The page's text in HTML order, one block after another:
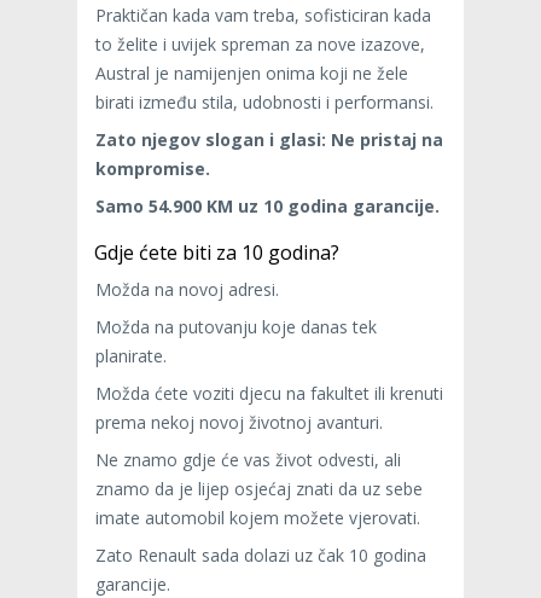
Praktičan kada vam treba, sofisticiran kada
to želite i uvijek spreman za nove izazove,
Austral je namijenjen onima koji ne žele
birati između stila, udobnosti i performansi.
Zato njegov slogan i glasi: Ne pristaj na
kompromise.
Samo 54.900 KM uz 10 godina garancije.
Gdje ćete biti za 10 godina?
Možda na novoj adresi.
Možda na putovanju koje danas tek
planirate.
Možda ćete voziti djecu na fakultet ili krenuti
prema nekoj novoj životnoj avanturi.
Ne znamo gdje će vas život odvesti, ali
znamo da je lijep osjećaj znati da uz sebe
imate automobil kojem možete vjerovati.
Zato Renault sada dolazi uz čak 10 godina
garancije.